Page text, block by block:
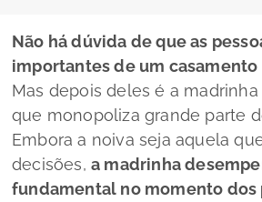
Não há dúvida de que as
importantes de um casamento
Mas depois deles é a
que monopoliza grande parte
Embora a noiva seja aquela
decisões, a madrinha
fundamental no momento dos